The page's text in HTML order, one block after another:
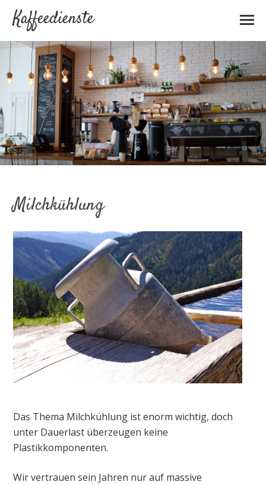
Kaffeedienste
Milchkühlung
Das Thema Milchkühlung ist enorm wichtig, doch
unter Dauerlast überzeugen keine
Plastikkomponenten.
Wir vertrauen sein Jahren nur auf massive